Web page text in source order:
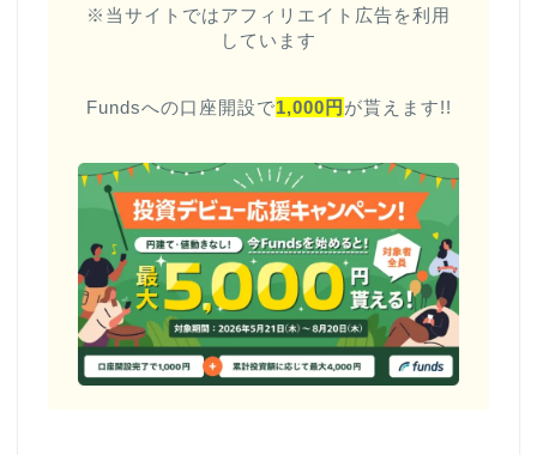
※当サイトではアフィリエイト広告を利用
しています
Fundsへの口座開設で1,000円 が貰えます!!